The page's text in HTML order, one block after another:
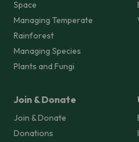
Space
Managing Temperate
Rainforest
Managing Species
Plants and Fungi
Join & Donate
Join & Donate
Donations